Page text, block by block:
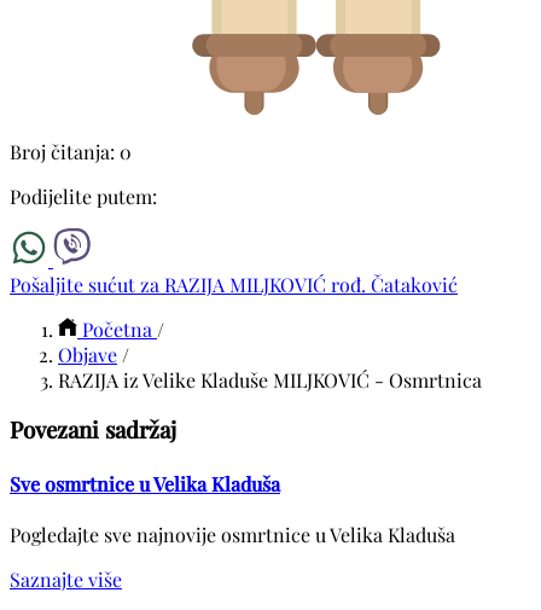
Broj čitanja: 0
Podijelite putem:
Pošaljite sućut za RAZIJA MILJKOVIĆ rođ. Čataković
Početna /
Objave /
RAZIJA iz Velike Kladuše MILJKOVIĆ - Osmrtnica
Povezani sadržaj
Sve osmrtnice u Velika Kladuša
Pogledajte sve najnovije osmrtnice u Velika Kladuša
Saznajte više